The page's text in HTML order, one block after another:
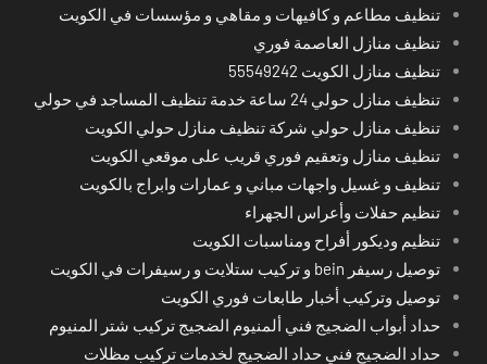
تنظيف مطاعم و كافيهات و مقاهي و مؤسسات في الكويت
تنظيف منازل العاصمة فوري
تنظيف منازل الكويت 55549242
تنظيف منازل حولي 24 ساعة خدمة تنظيف المساجد في حولي
تنظيف منازل حولي شركة تنظيف منازل حولي الكويت
تنظيف منازل وتعقيم فوري قريب على موقعي الكويت
تنظيف و غسيل واجهات مباني و عمارات وابراج بالكويت
تنظيم حفلات وأعراس الجهراء
تنظيم وديكور أفراح ومناسبات الكويت
توصيل رسيفر bein و تركيب ستلايت و رسيفرات في الكويت
توصيل وتركيب أخبار طابعات فوري الكويت
حداد أبواب الضجيج فني ألمنيوم الضجيج تركيب شتر المنيوم
حداد الضجيج فني حداد الضجيج لخدمات تركيب مظلات